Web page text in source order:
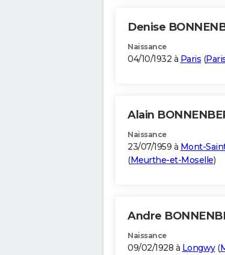
Denise
Naissance
04/10/1932 à Paris (
Alain
Naissance
23/07/1959 à Mont-
(Meurthe-et-Moselle)
Andre
Naissance
09/02/1928 à Longwy(